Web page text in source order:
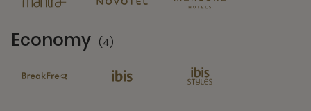
Economy (4)